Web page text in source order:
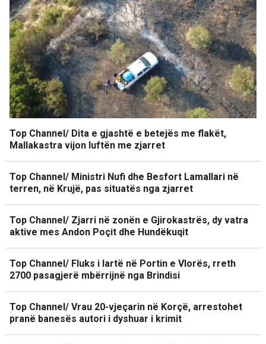
Top Channel/ Dita e gjashtë e betejës me flakët,
Mallakastra vijon luftën me zjarret
Top Channel/ Ministri Nufi dhe Besfort Lamallari në
terren, në Krujë, pas situatës nga zjarret
Top Channel/ Zjarri në zonën e Gjirokastrës, dy vatra
aktive mes Andon Poçit dhe Hundëkuqit
Top Channel/ Fluks i lartë në Portin e Vlorës, rreth
2700 pasagjerë mbërrijnë nga Brindisi
Top Channel/ Vrau 20-vjeçarin në Korçë, arrestohet
pranë banesës autori i dyshuar i krimit